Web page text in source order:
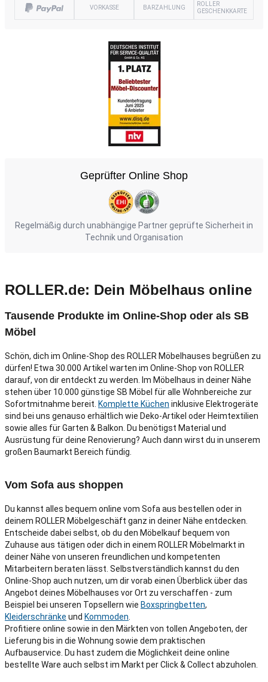
VORKASSE BARZAHLUNG
ROLLER
GESCHENKKARTE
Geprüfter Online Shop
Regelmäßig durch unabhängige Partner geprüfte Sicherheit in
Technik und Organisation
ROLLER.de: Dein Möbelhaus online
Tausende Produkte im Online-Shop oder als SB
Möbel
Schön, dich im Online-Shop des ROLLER Möbelhauses begrüßen zu
dürfen! Etwa 30.000 Artikel warten im Online-Shop von ROLLER
darauf, von dir entdeckt zu werden. Im Möbelhaus in deiner Nähe
stehen über 10.000 günstige SB Möbel für alle Wohnbereiche zur
Sofortmitnahme bereit. Komplette Küchen inklusive Elektrogeräte
sind bei uns genauso erhältlich wie Deko-Artikel oder Heimtextilien
sowie alles für Garten & Balkon. Du benötigst Material und
Ausrüstung für deine Renovierung? Auch dann wirst du in unserem
großen Baumarkt Bereich fündig.
Vom Sofa aus shoppen
Du kannst alles bequem online vom Sofa aus bestellen oder in
deinem ROLLER Möbelgeschäft ganz in deiner Nähe entdecken.
Entscheide dabei selbst, ob du den Möbelkauf bequem von
Zuhause aus tätigen oder dich in einem ROLLER Möbelmarkt in
deiner Nähe von unseren freundlichen und kompetenten
Mitarbeitern beraten lässt. Selbstverständlich kannst du den
Online-Shop auch nutzen, um dir vorab einen Überblick über das
Angebot deines Möbelhauses vor Ort zu verschaffen - zum
Beispiel bei unseren Topsellern wie Boxspringbetten,
Kleiderschränke und Kommoden.
Profitiere online sowie in den Märkten von tollen Angeboten, der
Lieferung bis in die Wohnung sowie dem praktischen
Aufbauservice. Du hast zudem die Möglichkeit deine online
bestellte Ware auch selbst im Markt per Click & Collect abzuholen.